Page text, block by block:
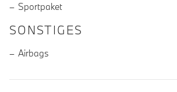
Sportpaket
SONSTIGES
Airbags